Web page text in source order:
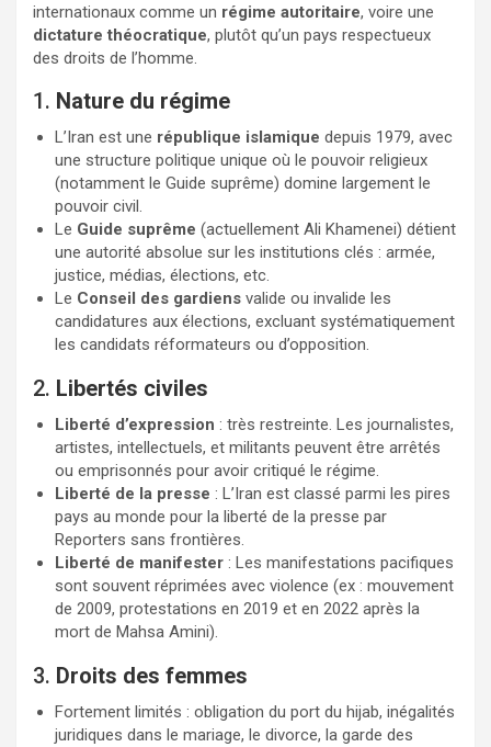
internationaux comme un régime autoritaire, voire une
dictature théocratique, plutôt qu’un pays respectueux
des droits de l’homme.
1. Nature du régime
L’Iran est une république islamique depuis 1979, avec
une structure politique unique où le pouvoir religieux
(notamment le Guide suprême) domine largement le
pouvoir civil.
Le Guide suprême (actuellement Ali Khamenei) détient
une autorité absolue sur les institutions clés : armée,
justice, médias, élections, etc.
Le Conseil des gardiens valide ou invalide les
candidatures aux élections, excluant systématiquement
les candidats réformateurs ou d’opposition.
2. Libertés civiles
Liberté d’expression : très restreinte. Les journalistes,
artistes, intellectuels, et militants peuvent être arrêtés
ou emprisonnés pour avoir critiqué le régime.
Liberté de la presse : L’Iran est classé parmi les pires
pays au monde pour la liberté de la presse par
Reporters sans frontières.
Liberté de manifester : Les manifestations pacifiques
sont souvent réprimées avec violence (ex : mouvement
de 2009, protestations en 2019 et en 2022 après la
mort de Mahsa Amini).
3. Droits des femmes
Fortement limités : obligation du port du hijab, inégalités
juridiques dans le mariage, le divorce, la garde des